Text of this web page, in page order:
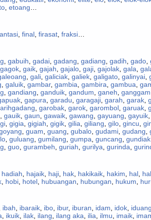
, etoang…
, final, firasat, fraksi…
gabuih gadai, gadang gadiang gadih gado,
gagok, gaik, gajah gajalo, gaji, gajolak, gala
gali, galiciak, galiek, galigato, galinyai,
galuik, gambar, gambia gambira gambua
gandiang ganduik, gandum ganeh ganggam
, gapura garadu garagaji, garah garak,
garobak, garok, garombol, garuak,
gauik, gaun gawaik, gawang gayuang gayuik
, gigia gigiah gigik, gilia giliang gilo, gincu
guam guang gubalo, gudami, gudang
, guluang gumilang gumpa guncang gundiak
guo, gurambeh guriah gurilya gurinda
hadiah hajaik, haji, hak, hakikaik, hakim hal,
, hobi, hotel, hubuangan hubungan hukum
ibah, ibaraik, ibo, ibur, iburan, idam, idok,
, ikuik, ilak, ilang, ilang aka, ilia, ilmu, imaik,